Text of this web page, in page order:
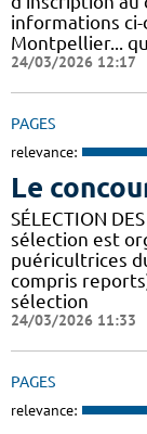
informations ci-
Montpellier...
24/03/2026 12:17
PAGES
relevance:
Le
SÉLECTION
sélection est
puéricultrices
compris
sélection
24/03/2026 11:33
PAGES
relevance: